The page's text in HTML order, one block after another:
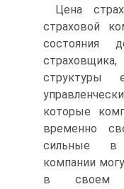
Цена
страховой
состояния
структуры
которые
временно
сильные в
компании
в своем